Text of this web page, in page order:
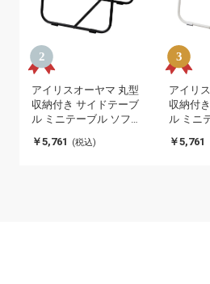
アイリスオーヤマ 丸型
収納付き サイドテーブ
ル ミニテーブル ソファ
ル 円形天板 スチールフ
￥5,761 (税込)
アイリ
収納付
ル ミニ
ル 円形
￥5,761